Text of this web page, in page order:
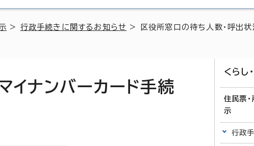
> 行政手続きに関するお知らせ > 区役所窓口の待ち人数・呼出状
イナンバーカード手続
くらし
住民票・
示
行政